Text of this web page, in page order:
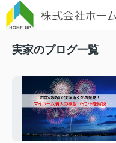
実家のブログ一覧